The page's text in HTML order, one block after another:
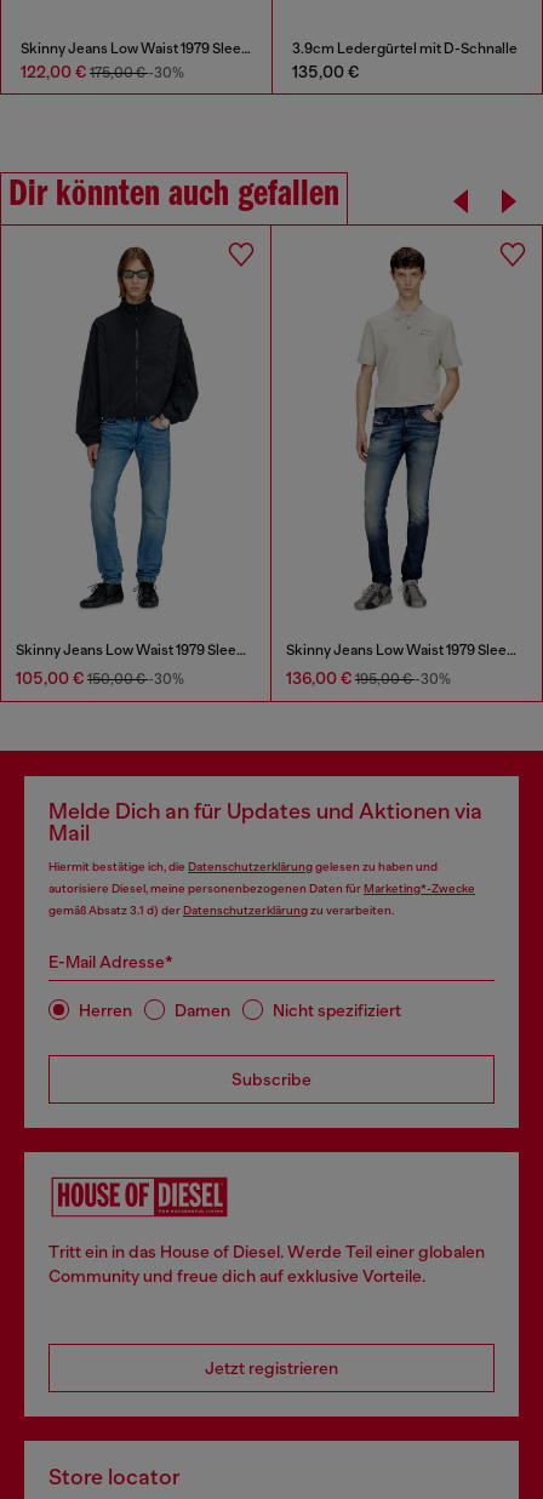
Skinny Jeans Low Waist 1979 Sleenker
122,00 € 175,00 €-30%
3.9cm Ledergürtel mit D-Schnalle
135,00 €
Dir könnten auch gefallen
Skinny Jeans Low Waist 1979 Sleenker
105,00 € 150,00 €-30%
Skinny Jeans Low Waist 1979 Sleenker
136,00 € 195,00 €-30%
Melde Dich an für Updates und Aktionen via
Mail
Hiermit bestätige ich, die Datenschutzerklärunggelesen zu haben und
autorisiere Diesel, meine personenbezogenen Daten fürMarketing*-Zwecke
gemäß Absatz 3.1 d) derDatenschutzerklärungzu verarbeiten.
E-Mail Adresse*
Herren Damen Nicht spezifiziert
Subscribe
Tritt ein in das House of Diesel. Werde Teil einer globalen
Community und freue dich auf exklusive Vorteile.
Jetzt registrieren
Store locator